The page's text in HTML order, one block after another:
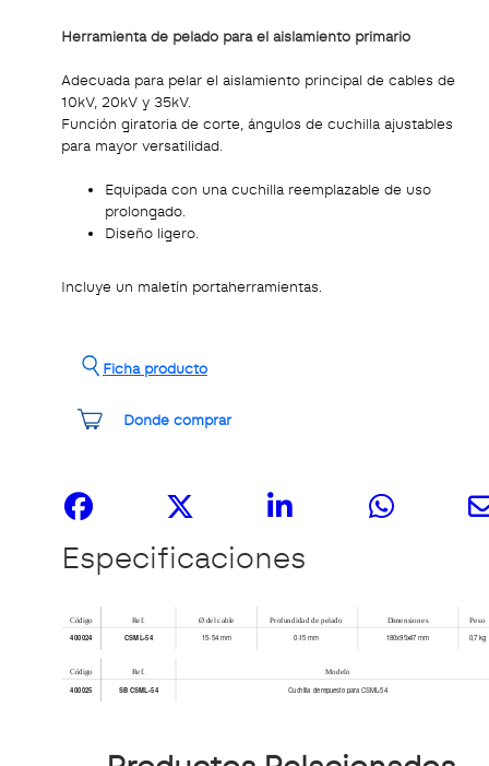
Herramienta de pelado para el aislamiento primario
Adecuada para pelar el aislamiento principal de cables de
10kV, 20kV y 35kV.
Función giratoria de corte, ángulos de cuchilla ajustables
para mayor versatilidad.
Equipada con una cuchilla reemplazable de uso
prolongado.
Diseño ligero.
Incluye un maletín portaherramientas.
Donde comprar
Ficha producto
Especificaciones